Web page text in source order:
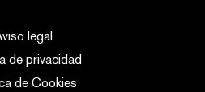
legal
de privacidad
de Cookies